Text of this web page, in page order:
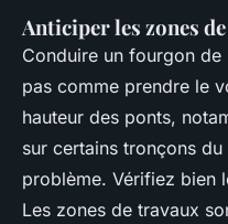
Anticiper les zones
Conduire un fourgon de
pas comme prendre le
hauteur des ponts,
sur certains tronçons
problème. Vérifiez bien
Les zones de travaux